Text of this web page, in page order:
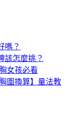
嗎？
該怎麼挑？
女孩必看
圍換算】量法教